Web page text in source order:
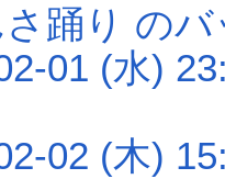
踊り の
01 (水)
02 (木)